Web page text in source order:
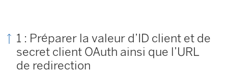
1 : Préparer la valeur d’ID client et de
secret client OAuth ainsi que l’URL
de redirection